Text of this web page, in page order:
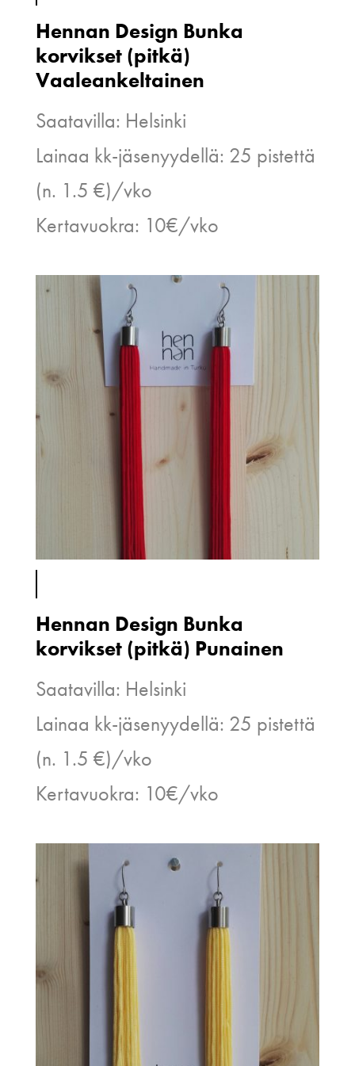
Hennan Design Bunka
korvikset (pitkä)
Vaaleankeltainen
Saatavilla: Helsinki
Lainaa kk-jäsenyydellä: 25 pistettä
(n. 1.5 €)/vko
Kertavuokra: 10€/vko
Hennan Design Bunka
korvikset (pitkä) Punainen
Saatavilla: Helsinki
Lainaa kk-jäsenyydellä: 25 pistettä
(n. 1.5 €)/vko
Kertavuokra: 10€/vko